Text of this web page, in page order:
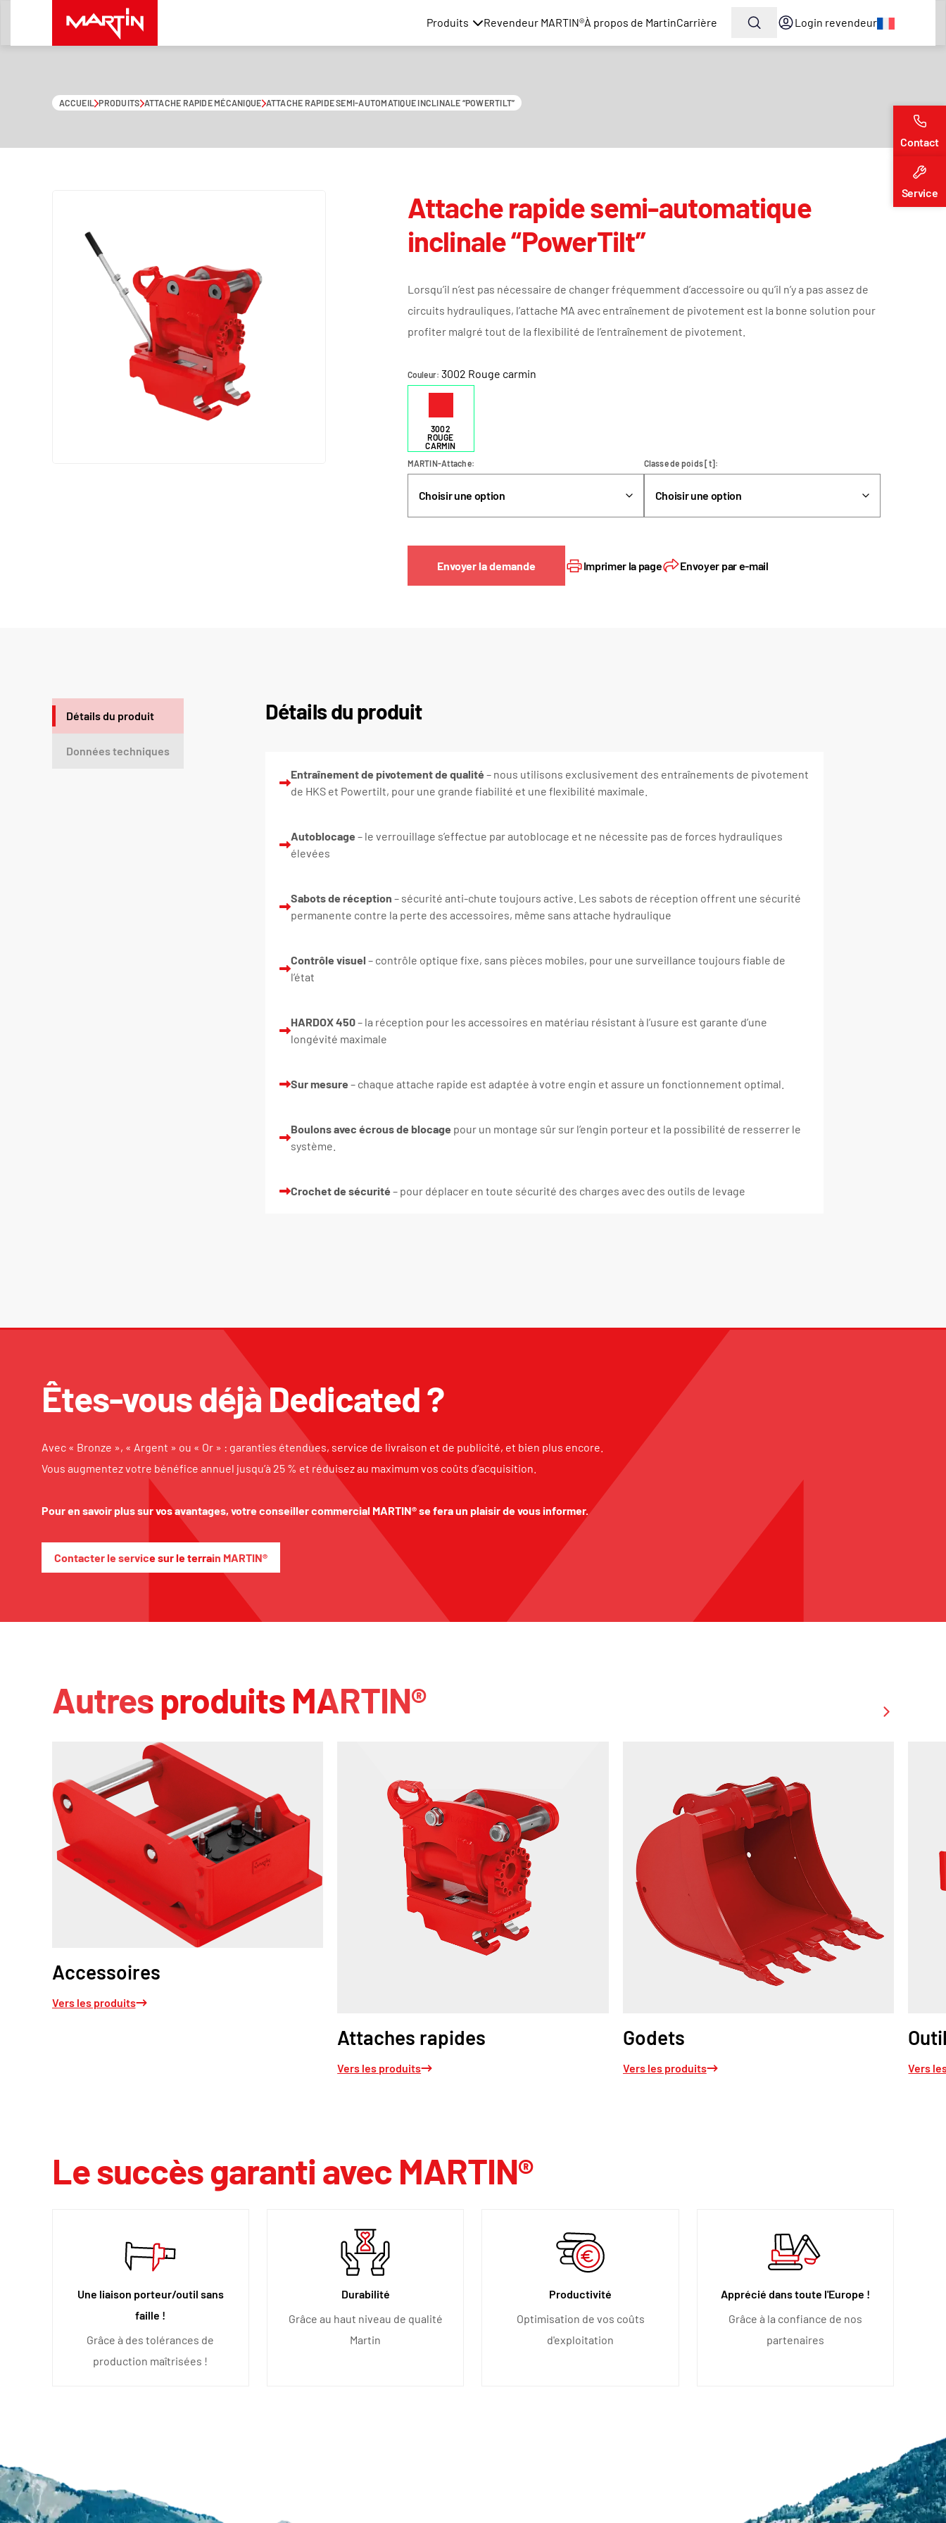
Produits
Revendeur MARTIN®À propos de MartinCarrière Login revendeur
ACCUEIL PRODUITS ATTACHE RAPIDE MÉCANIQUE ATTACHE RAPIDE SEMI-AUTOMATIQUE INCLINALE “POWERTILT”
Attache rapide semi-automatique
inclinale “PowerTilt”
Lorsqu’il n’est pas nécessaire de changer fréquemment d’accessoire ou qu’il n’y a pas assez de
circuits hydrauliques, l’attache MA avec entraînement de pivotement est la bonne solution pour
profiter malgré tout de la flexibilité de l’entraînement de pivotement.
Couleur 3002 Rouge carmin
3002
ROUGE
CARMIN
MARTIN-Attache
Classe de poids [t]
Envoyer la demande Imprimer la page Envoyer par e-mail
Détails du produit
Données techniques
Détails du produit
Entraînement de pivotement de qualité – nous utilisons exclusivement des entraînements de pivotement
de HKS et Powertilt, pour une grande fiabilité et une flexibilité maximale.
Autoblocage – le verrouillage s’effectue par autoblocage et ne nécessite pas de forces hydrauliques
élevées
Sabots de réception – sécurité anti-chute toujours active. Les sabots de réception offrent une sécurité
permanente contre la perte des accessoires, même sans attache hydraulique
Contrôle visuel – contrôle optique fixe, sans pièces mobiles, pour une surveillance toujours fiable de
l’état
HARDOX 450– la réception pour les accessoires en matériau résistant à l’usure est garante d’une
longévité maximale
Sur mesure – chaque attache rapide est adaptée à votre engin et assure un fonctionnement optimal.
Boulons avec écrous de blocage pour un montage sûr sur l’engin porteur et la possibilité de resserrer le
système.
Crochet de sécurité – pour déplacer en toute sécurité des charges avec des outils de levage
Êtes-vous déjà Dedicated ?
Avec « Bronze », « Argent » ou « Or » : garanties étendues, service de livraison et de publicité, et bien plus encore.
Vous augmentez votre bénéfice annuel jusqu’à 25 % et réduisez au maximum vos coûts d’acquisition.
Pour en savoir plus sur vos avantages, votre conseiller commercial MARTIN® se fera un plaisir de vous informer.
Contacter le service sur le terrain MARTIN®
Autres produits MARTIN®
Accessoires
Vers les produits
Attaches rapides
Vers les produits
Godets
Vers les produits Vers
Le succès garanti avec MARTIN®
Une liaison porteur/outil sans
faille !
Grâce à des tolérances de
production maîtrisées !
Durabilité
Grâce au haut niveau de qualité
Martin
Productivité
Optimisation de vos coûts
d'exploitation
Apprécié dans toute l'Europe !
Grâce à la confiance de nos
partenaires
Contact
Service